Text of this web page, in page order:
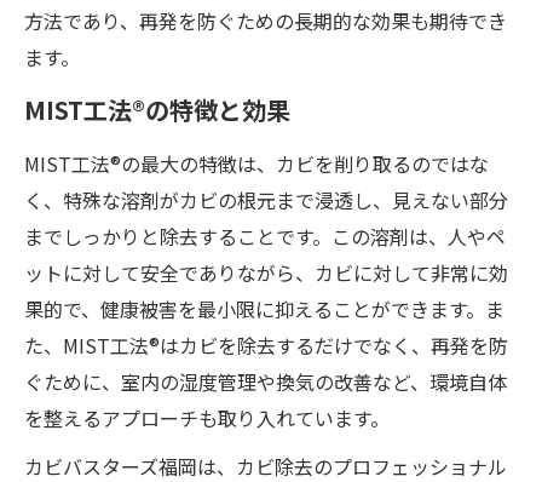
方法であり、再発を防ぐための長期的な効果も期待でき
ます。
MIST工法®の特徴と効果
MIST工法®の最大の特徴は、カビを削り取るのではな
く、特殊な溶剤がカビの根元まで浸透し、見えない部分
までしっかりと除去することです。この溶剤は、人やペ
ットに対して安全でありながら、カビに対して非常に効
果的で、健康被害を最小限に抑えることができます。ま
た、MIST工法®はカビを除去するだけでなく、再発を防
ぐために、室内の湿度管理や換気の改善など、環境自体
を整えるアプローチも取り入れています。
カビバスターズ福岡は、カビ除去のプロフェッショナル